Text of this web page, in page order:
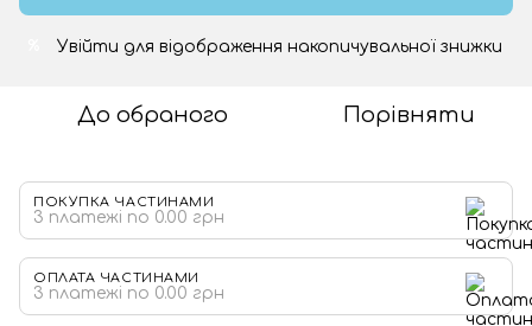
Увійти для відображення накопичувальної знижки
До обраного Порівняти
ПОКУПКА ЧАСТИНАМИ
3 платежі по 0.00 грн
ОПЛАТА ЧАСТИНАМИ
3 платежі по 0.00 грн